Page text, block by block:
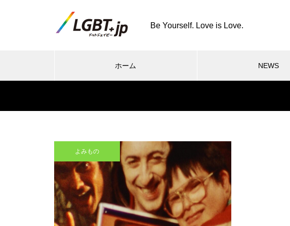
Be Yourself. Love is Love.
ホーム NEWS
よみもの